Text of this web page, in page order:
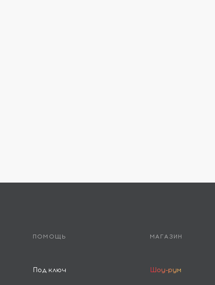
ПОМОЩЬ
Под ключ
МАГАЗИН
Шоу-рум